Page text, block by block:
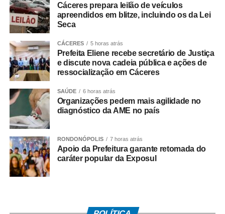
Diversos projetos da mostra incorporam recursos de
acessibilidade como parte da linguagem dos ambientes.
Entre eles, destaca‑se o “Nota em Linhas”, de Rafaella
Manso, que dispõe de elevador para o pavimento
superior; o Restaurante Raiz, de Marta Martins, que
integra soluções de acessibilidade ao seu layout; “A
Poética do Ritmo”, de Isabella Nalon, concebido para
receber visitantes por meio de elevador; e a Casa da
Marcenaria Brasileira, de João Panaggio, equipada com
plataforma elevatória para percursos completos. Outros
ambientes, como o banheiro Galeria (Carlos Navarro) e o
Spa Raízes (Marcos Serrano Miralles), também contam
com adaptações específicas.
Mapas táteis, audiodescrição e carrinhos motorizados
Cáceres prepara leilão de veículos
apreendidos em blitze, incluindo os da Lei
Seca
CÁCERES 5 horas atrás
Prefeita Eliene recebe secretário de Justiça
e discute nova cadeia pública e ações de
ressocialização em Cáceres
SAÚDE 6 horas atrás
Organizações pedem mais agilidade no
diagnóstico da AME no país
RONDONÓPOLIS 7 horas atrás
Apoio da Prefeitura garante retomada do
caráter popular da Exposul